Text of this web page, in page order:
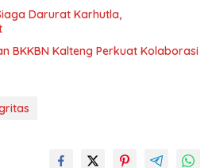
Darurat Karhutla,
BKKBN Kalteng Perkuat Kolaborasi